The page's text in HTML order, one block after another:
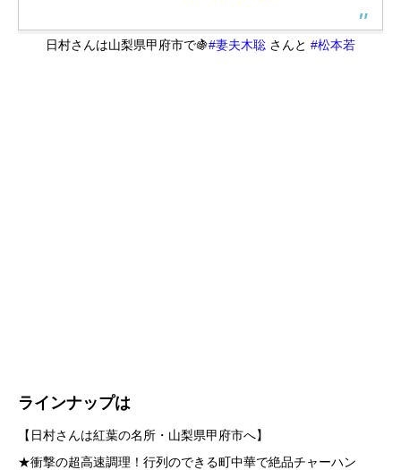
日村さんは山梨県甲府市で🍇#妻夫木聡 さんと #松本若
ラインナップは
【日村さんは紅葉の名所・山梨県甲府市へ】
★衝撃の超高速調理！行列のできる町中華で絶品チャーハン